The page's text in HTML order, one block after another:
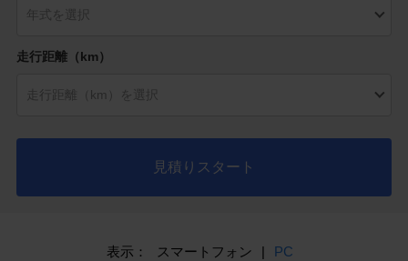
走行距離（km）
見積りスタート
表示： スマートフォン | PC